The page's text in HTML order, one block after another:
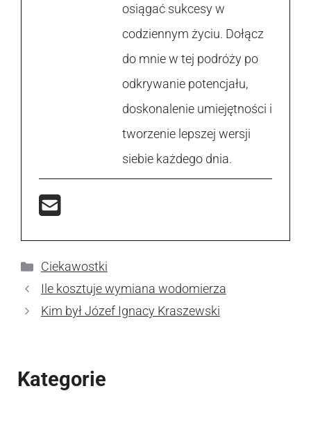
osiągać sukcesy w
codziennym życiu. Dołącz
do mnie w tej podróży po
odkrywanie potencjału,
doskonalenie umiejętności i
tworzenie lepszej wersji
siebie każdego dnia.
Kategorie
Ciekawostki
Ile kosztuje wymiana wodomierza
Kim był Józef Ignacy Kraszewski
Kategorie